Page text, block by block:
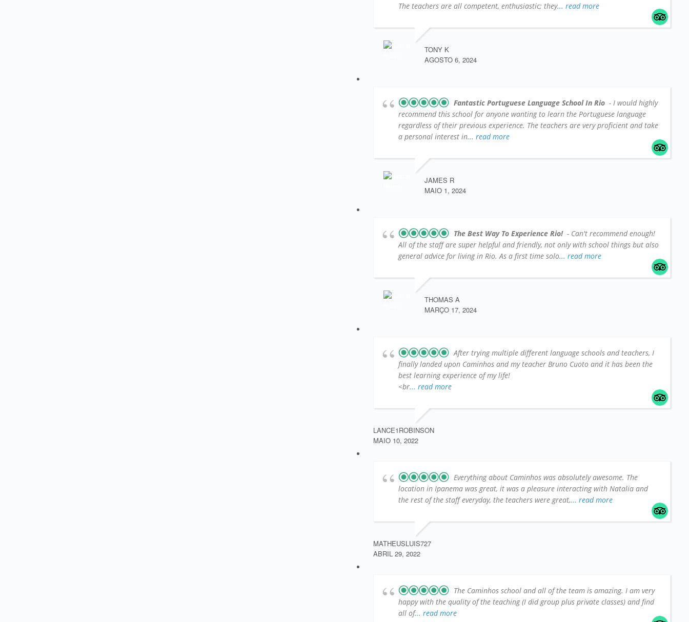
The teachers are all competent, enthusiastic; they... read more
TONY K
AGOSTO 6, 2024
Fantastic Portuguese Language School In Rio - I would highly
recommend this school for anyone wanting to learn the Portuguese language
regardless of their previous experience. The teachers are very proficient and take
a personal interest in... read more
JAMES R
MAIO 1, 2024
The Best Way To Experience Rio! - Can't recommend enough!
All of the staff are super helpful and friendly, not only with school things but also
general advice for living in Rio. As a first time solo... read more
THOMAS A
MARÇO 17, 2024
After trying multiple different language schools and teachers, I
finally landed upon Caminhos and my teacher Bruno Cuoto and it has been the
best learning experience of my life!
<br... read more
LANCE1ROBINSON
MAIO 10, 2022
Everything about Caminhos was absolutely awesome. The
location in Ipanema was great, it was a pleasure interacting with Natalia and
the rest of the staff everyday, the teachers were great,... read more
MATHEUSLUIS727
ABRIL 29, 2022
The Caminhos school and all of the team is amazing. I am very
happy with the quality of the teaching (I did group plus private classes) and find
all of... read more